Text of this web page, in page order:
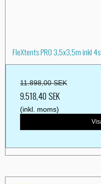
FleXtents PRO 3,5x3,5m inkl
11.898,00 SEK
9.518,40 SEK
(inkl. moms)